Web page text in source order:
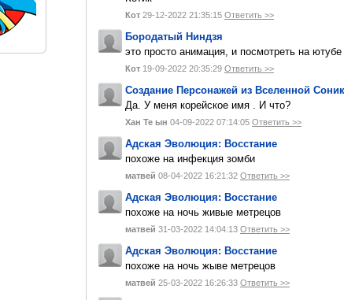
Кот 29-12-2022 21:35:15 Ответить >>
Бородатый Ниндзя
это просто анимация, и посмотреть на
Кот 19-09-2022 20:35:29 Ответить >>
Создание Персонажей из Вселенной
Да. У меня корейское имя . И что?
Хан Те ын 04-09-2022 07:14:05 Ответить >>
Адская Эволюция: Восстание
похоже на инфекция зомби
матвей 08-04-2022 16:21:32 Ответить >>
Адская Эволюция: Восстание
похоже на ночь живые метрецов
матвей 31-03-2022 14:04:13 Ответить >>
Адская Эволюция: Восстание
похоже на ночь жыве метрецов
матвей 25-03-2022 16:26:33 Ответить >>